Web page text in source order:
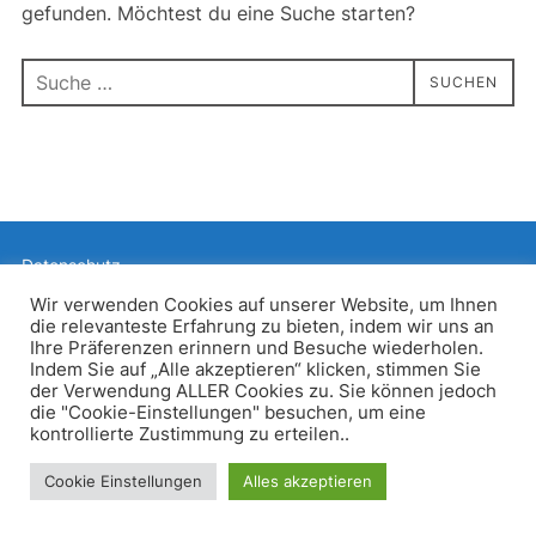
gefunden. Möchtest du eine Suche starten?
Suchen
nach:
SUCHEN
Datenschutz
Inspiro WordPress Theme von WPZOOM
Wir verwenden Cookies auf unserer Website, um Ihnen
die relevanteste Erfahrung zu bieten, indem wir uns an
Ihre Präferenzen erinnern und Besuche wiederholen.
Indem Sie auf „Alle akzeptieren“ klicken, stimmen Sie
der Verwendung ALLER Cookies zu. Sie können jedoch
die "Cookie-Einstellungen" besuchen, um eine
kontrollierte Zustimmung zu erteilen..
Cookie Einstellungen Alles akzeptieren